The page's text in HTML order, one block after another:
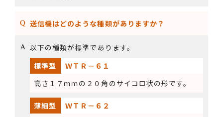
送信機はどのような種類がありますか？
以下の種類が標準であります。
標準型
ＷＴＲ－６１
高さ１７ｍｍの２０角のサイコロ状の形です。
薄細型
ＷＴＲ－６２